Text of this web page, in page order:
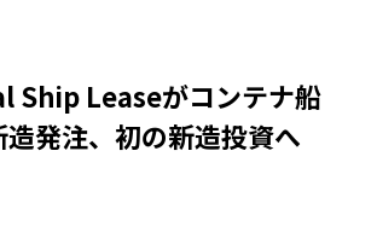
Ship Leaseがコンテナ船
発注、初の新造投資へ